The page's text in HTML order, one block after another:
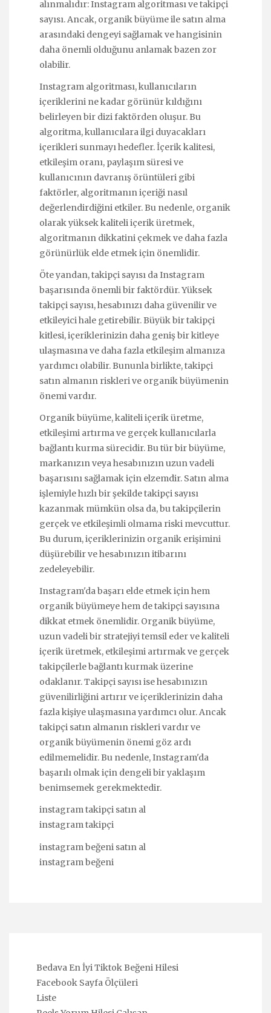
alınmalıdır: Instagram algoritması ve takipçi
sayısı. Ancak, organik büyüme ile satın alma
arasındaki dengeyi sağlamak ve hangisinin
daha önemli olduğunu anlamak bazen zor
olabilir.
Instagram algoritması, kullanıcıların
içeriklerini ne kadar görünür kıldığını
belirleyen bir dizi faktörden oluşur. Bu
algoritma, kullanıcılara ilgi duyacakları
içerikleri sunmayı hedefler. İçerik kalitesi,
etkileşim oranı, paylaşım süresi ve
kullanıcının davranış örüntüleri gibi
faktörler, algoritmanın içeriği nasıl
değerlendirdiğini etkiler. Bu nedenle, organik
olarak yüksek kaliteli içerik üretmek,
algoritmanın dikkatini çekmek ve daha fazla
görünürlük elde etmek için önemlidir.
Öte yandan, takipçi sayısı da Instagram
başarısında önemli bir faktördür. Yüksek
takipçi sayısı, hesabınızı daha güvenilir ve
etkileyici hale getirebilir. Büyük bir takipçi
kitlesi, içeriklerinizin daha geniş bir kitleye
ulaşmasına ve daha fazla etkileşim almanıza
yardımcı olabilir. Bununla birlikte, takipçi
satın almanın riskleri ve organik büyümenin
önemi vardır.
Organik büyüme, kaliteli içerik üretme,
etkileşimi artırma ve gerçek kullanıcılarla
bağlantı kurma sürecidir. Bu tür bir büyüme,
markanızın veya hesabınızın uzun vadeli
başarısını sağlamak için elzemdir. Satın alma
işlemiyle hızlı bir şekilde takipçi sayısı
kazanmak mümkün olsa da, bu takipçilerin
gerçek ve etkileşimli olmama riski mevcuttur.
Bu durum, içeriklerinizin organik erişimini
düşürebilir ve hesabınızın itibarını
zedeleyebilir.
Instagram'da başarı elde etmek için hem
organik büyümeye hem de takipçi sayısına
dikkat etmek önemlidir. Organik büyüme,
uzun vadeli bir stratejiyi temsil eder ve kaliteli
içerik üretmek, etkileşimi artırmak ve gerçek
takipçilerle bağlantı kurmak üzerine
odaklanır. Takipçi sayısı ise hesabınızın
güvenilirliğini artırır ve içeriklerinizin daha
fazla kişiye ulaşmasına yardımcı olur. Ancak
takipçi satın almanın riskleri vardır ve
organik büyümenin önemi göz ardı
edilmemelidir. Bu nedenle, Instagram'da
başarılı olmak için dengeli bir yaklaşım
benimsemek gerekmektedir.
instagram takipçi satın al
instagram takipçi
instagram beğeni satın al
instagram beğeni
Bedava En İyi Tiktok Beğeni Hilesi
Facebook Sayfa Ölçüleri
Liste